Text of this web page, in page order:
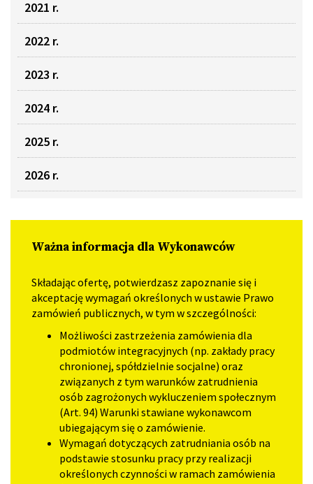
2021 r.
2022 r.
2023 r.
2024 r.
2025 r.
2026 r.
Ważna informacja dla Wykonawców
Składając ofertę, potwierdzasz zapoznanie się i
akceptację wymagań określonych w ustawie Prawo
zamówień publicznych, w tym w szczególności:
Możliwości zastrzeżenia zamówienia dla
podmiotów integracyjnych (np. zakłady pracy
chronionej, spółdzielnie socjalne) oraz
związanych z tym warunków zatrudnienia
osób zagrożonych wykluczeniem społecznym
(Art. 94) Warunki stawiane wykonawcom
ubiegającym się o zamówienie.
Wymagań dotyczących zatrudniania osób na
podstawie stosunku pracy przy realizacji
określonych czynności w ramach zamówienia